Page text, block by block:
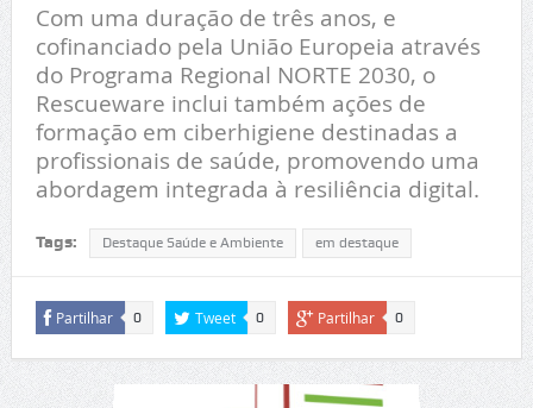
Com uma duração de três anos, e
cofinanciado pela União Europeia através
do Programa Regional NORTE 2030, o
Rescueware inclui também ações de
formação em ciberhigiene destinadas a
profissionais de saúde, promovendo uma
abordagem integrada à resiliência digital.
Tags: Destaque Saúde e Ambiente em destaque
Partilhar 0 Tweet 0 Partilhar 0